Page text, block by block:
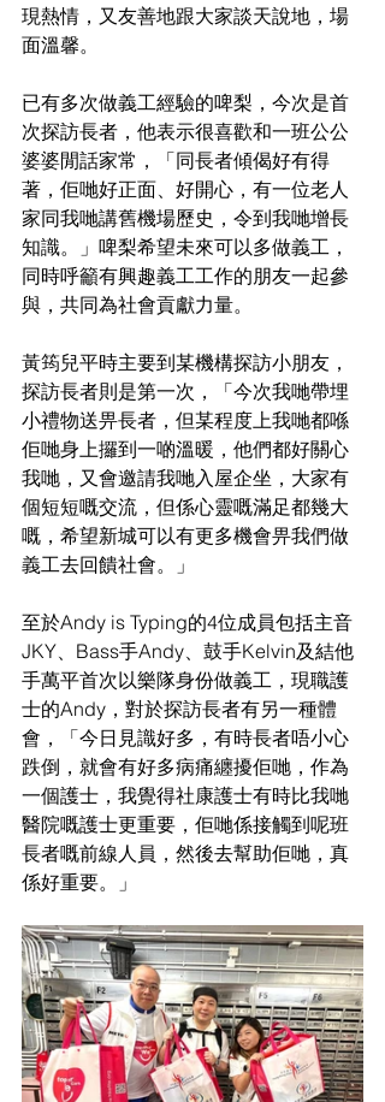
現熱情，又友善地跟大家談天說地，場
面溫馨。
已有多次做義工經驗的啤梨，今次是首
次探訪長者，他表示很喜歡和一班公公
婆婆閒話家常，「同長者傾偈好有得
著，佢哋好正面、好開心，有一位老人
家同我哋講舊機場歷史，令到我哋增長
知識。」啤梨希望未來可以多做義工，
同時呼籲有興趣義工工作的朋友一起參
與，共同為社會貢獻力量。
黃筠兒平時主要到某機構探訪小朋友，
探訪長者則是第一次，「今次我哋帶埋
小禮物送畀長者，但某程度上我哋都喺
佢哋身上攞到一啲溫暖，他們都好關心
我哋，又會邀請我哋入屋企坐，大家有
個短短嘅交流，但係心靈嘅滿足都幾大
嘅，希望新城可以有更多機會畀我們做
義工去回饋社會。」
至於Andy is Typing的4位成員包括主音
JKY、Bass手Andy、鼓手Kelvin及結他
手萬平首次以樂隊身份做義工，現職護
士的Andy，對於探訪長者有另一種體
會，「今日見識好多，有時長者唔小心
跌倒，就會有好多病痛纏擾佢哋，作為
一個護士，我覺得社康護士有時比我哋
醫院嘅護士更重要，佢哋係接觸到呢班
長者嘅前線人員，然後去幫助佢哋，真
係好重要。」